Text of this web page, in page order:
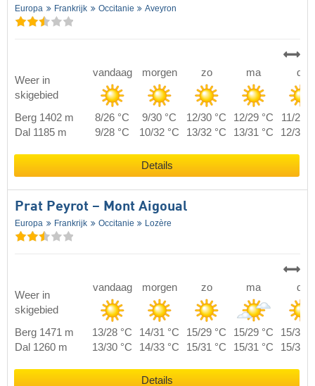
Europa Frankrijk Occitanie Aveyron
Weer in
skigebied
vandaag morgen zo ma di
Berg 1402 m 8/26 °C 9/30 °C 12/30 °C 12/29 °C
11/28
Dal 1185 m
9/28 °C 10/32 °C 13/32 °C 13/31 °C 12/30
Details
Prat Peyrot – Mont Aigoual
Europa Frankrijk Occitanie Lozère
Weer in
skigebied
vandaag morgen zo ma di
Berg 1471 m 13/28 °C 14/31 °C 15/29 °C 15/29 °C
15/31
Dal 1260 m
13/30 °C 14/33 °C 15/31 °C 15/31 °C 15/33
Details